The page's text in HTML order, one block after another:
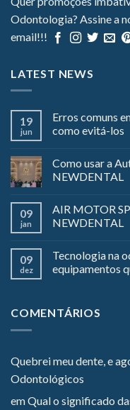
Odontologia? Assine a
email!!!
LATEST NEWS
19
jun
Erros comuns
como evitá-los
Como usar a
NEWDENTAL
09
jan
AIR MOTOR
NEWDENTAL
09
dez
Tecnologia na
equipamentos
COMENTÁRIOS
Quebrei meu dente, e
Odontológicos
emQual o significado